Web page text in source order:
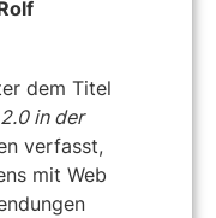
dem Titel
in der
verfasst,
mit Web